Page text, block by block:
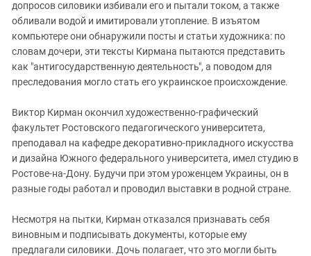
допросов силовики избивали его и пытали током, а также
обливали водой и имитировали утопление. В изъятом
компьютере они обнаружили посты и статьи художника: по
словам дочери, эти тексты Кирмана пытаются представить
как "антигосударственную деятельность", а поводом для
преследования могло стать его украинское происхождение.
Виктор Кирман окончил художественно-графический
факультет Ростовского педагогического университета,
преподавал на кафедре декоративно-прикладного искусства
и дизайна Южного федерального университета, имел студию в
Ростове-на-Дону. Будучи при этом уроженцем Украины, он в
разные годы работал и проводил выставки в родной стране.
Несмотря на пытки, Кирман отказался признавать себя
виновным и подписывать документы, которые ему
предлагали силовики. Дочь полагает, что это могли быть